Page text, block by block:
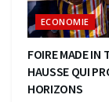
ECONOMIE
FOIRE MADE IN
HAUSSE QUI
HORIZONS